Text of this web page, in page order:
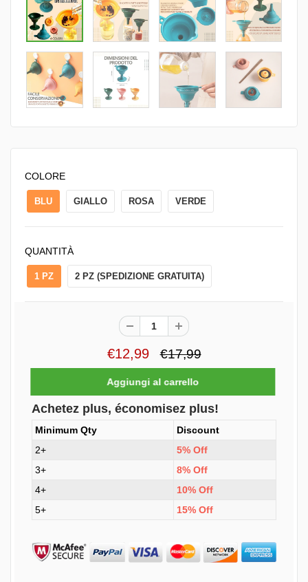
COLORE
BLU GIALLO ROSA VERDE
QUANTITÀ
1 PZ 2 PZ (SPEDIZIONE GRATUITA)
€12,99 €17,99
Achetez plus, économisez plus!
Minimum Qty
Discount
2+
5% Off
3+
8% Off
4+
10% Off
5+
15% Off